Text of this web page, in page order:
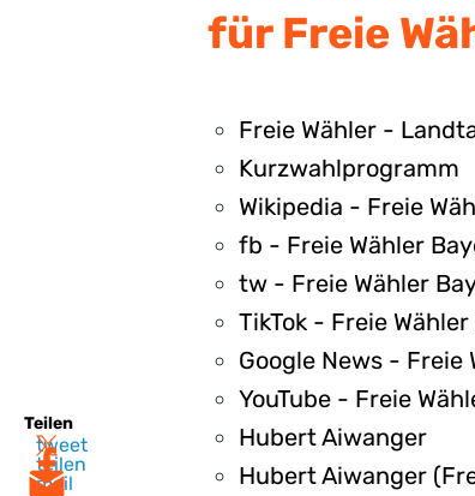
Teilen
tweet
teilen
mail
für Freie
Freie Wähler -
Kurzwahlprogramm
Wikipedia - Freie
fb - Freie Wähler
tw - Freie Wähler
TikTok - Freie
Google News - Freie
YouTube - Freie
Hubert Aiwanger
Hubert Aiwanger